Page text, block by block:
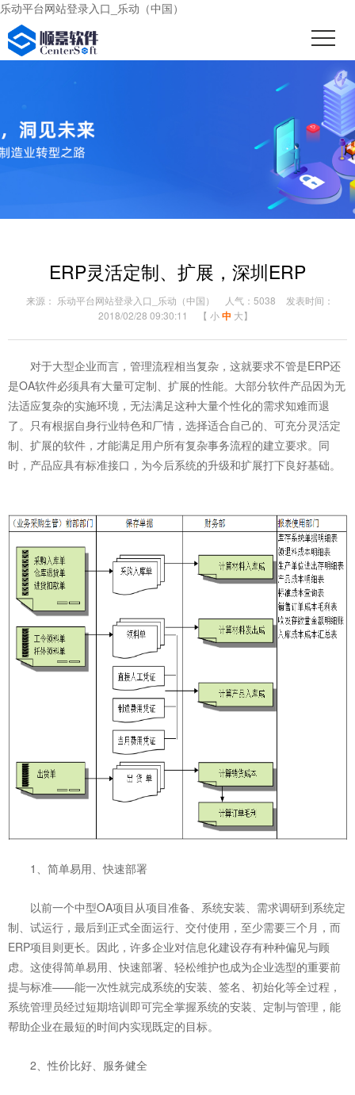
乐动平台网站登录入口_乐动（中国）
ERP灵活定制、扩展，深圳ERP
来源： 乐动平台网站登录入口_乐动（中国） 人气：5038
发表时间：
2018/02/28 09:30:11
【 小中 大】
对于大型企业而言，管理流程相当复杂，这就要求不管是ERP还
是OA软件必须具有大量可定制、扩展的性能。大部分软件产品因为无
法适应复杂的实施环境，无法满足这种大量个性化的需求知难而退
了。只有根据自身行业特色和厂情，选择适合自己的、可充分灵活定
制、扩展的软件，才能满足用户所有复杂事务流程的建立要求。同
时，产品应具有标准接口，为今后系统的升级和扩展打下良好基础。
1、简单易用、快速部署
以前一个中型OA项目从项目准备、系统安装、需求调研到系统定
制、试运行，最后到正式全面运行、交付使用，至少需要三个月，而
ERP项目则更长。因此，许多企业对信息化建设存有种种偏见与顾
虑。这使得简单易用、快速部署、轻松维护也成为企业选型的重要前
提与标准——能一次性就完成系统的安装、签名、初始化等全过程，
系统管理员经过短期培训即可完全掌握系统的安装、定制与管理，能
帮助企业在最短的时间内实现既定的目标。
2、性价比好、服务健全